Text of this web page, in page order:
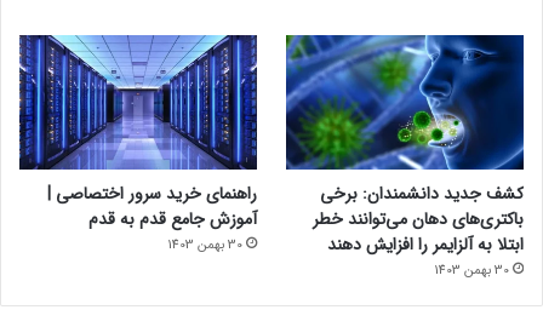
کشف جدید دانشمندان: برخی
باکتری‌های دهان می‌توانند خطر
ابتلا به آلزایمر را افزایش دهند
30 بهمن 1403
راهنمای خرید سرور اختصاصی |
آموزش جامع قدم به قدم
30 بهمن 1403